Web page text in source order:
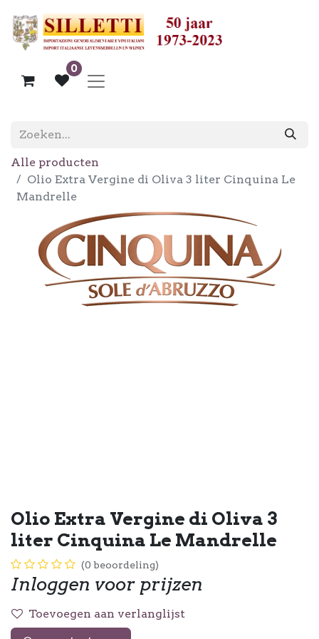
0
Alle producten
Olio Extra Vergine di Oliva 3 liter Cinquina Le
Mandrelle
Olio Extra Vergine di Oliva 3
liter Cinquina Le Mandrelle
(0 beoordeling)
Inloggen voor prijzen
Toevoegen aan verlanglijst